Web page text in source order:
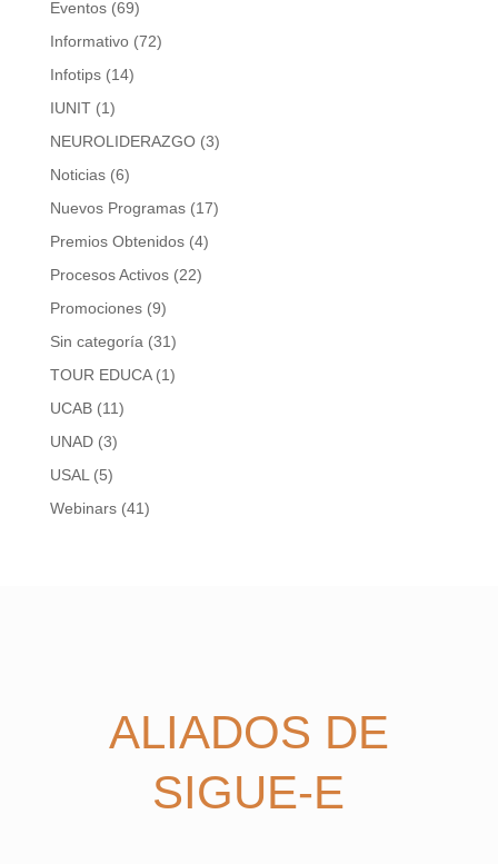
Eventos(69)
Informativo(72)
Infotips(14)
IUNIT(1)
NEUROLIDERAZGO(3)
Noticias(6)
Nuevos Programas(17)
Premios Obtenidos(4)
Procesos Activos(22)
Promociones(9)
Sin categoría (31)
TOUR EDUCA(1)
UCAB(11)
UNAD(3)
USAL (5)
Webinars(41)
ALIADOS DE
SIGUE-E